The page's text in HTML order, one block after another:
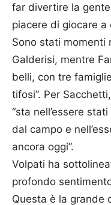
far divertire la
piacere di giocare a
Sono stati momenti
Galderisi, mentre
belli, con tre
tifosi”. Per
“sta nell’essere
dal campo e
ancora oggi”.
Volpati ha
profondo
Questa è la grande